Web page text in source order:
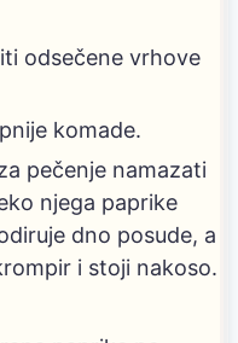
odsečene vrhove
komade.
pečenje namazati
njega paprike
dno posude, a
i stoji nakoso.